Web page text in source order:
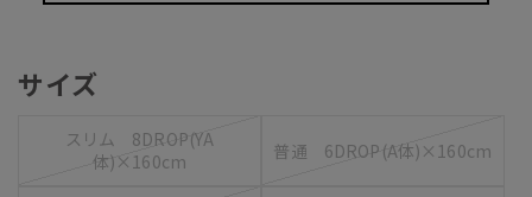
サイズ
スリム 8DROP(YA
体)×160cm
普通 6DROP(A体)×160cm